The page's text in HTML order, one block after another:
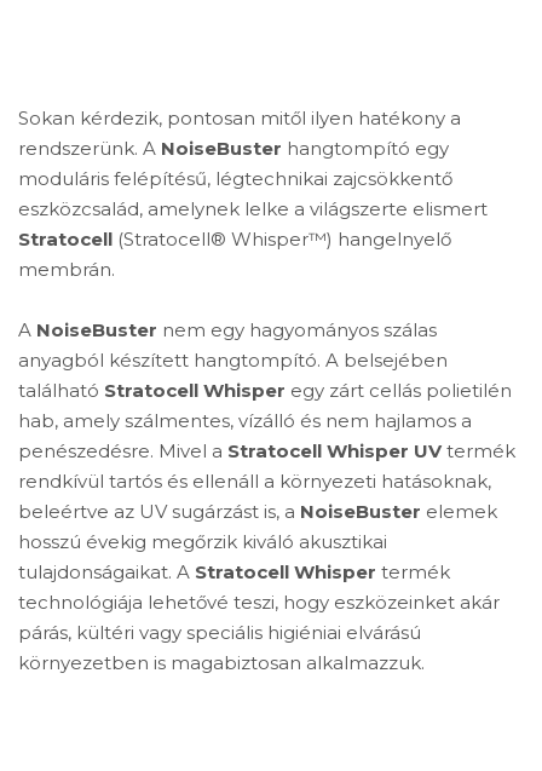
Sokan kérdezik, pontosan mitől ilyen hatékony a
rendszerünk. A NoiseBuster hangtompító egy
moduláris felépítésű, légtechnikai zajcsökkentő
eszközcsalád, amelynek lelke a világszerte elismert
Stratocell (Stratocell® Whisper™) hangelnyelő
membrán.
A NoiseBuster nem egy hagyományos szálas
anyagból készített hangtompító. A belsejében
található Stratocell Whisper egy zárt cellás polietilén
hab, amely szálmentes, vízálló és nem hajlamos a
penészedésre. Mivel a Stratocell Whisper UV termék
rendkívül tartós és ellenáll a környezeti hatásoknak,
beleértve az UV sugárzást is, a NoiseBuster elemek
hosszú évekig megőrzik kiváló akusztikai
tulajdonságaikat. A Stratocell Whisper termék
technológiája lehetővé teszi, hogy eszközeinket akár
párás, kültéri vagy speciális higiéniai elvárású
környezetben is magabiztosan alkalmazzuk.